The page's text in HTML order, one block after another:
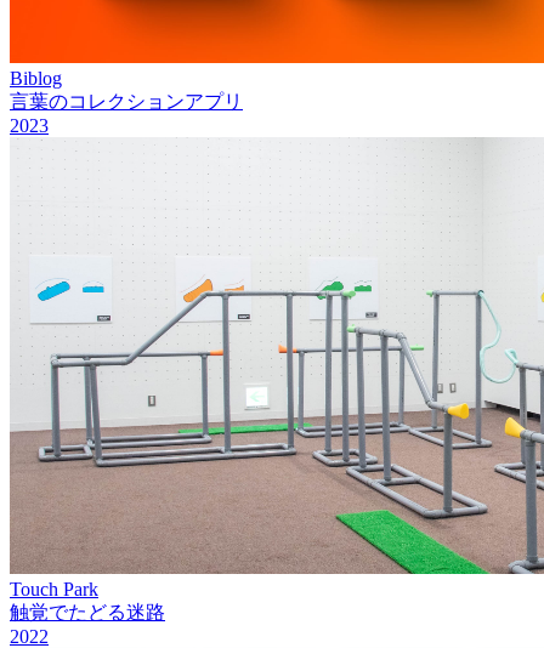
Biblog
言葉のコレクションアプリ
2023
Touch Park
触覚でたどる迷路
2022